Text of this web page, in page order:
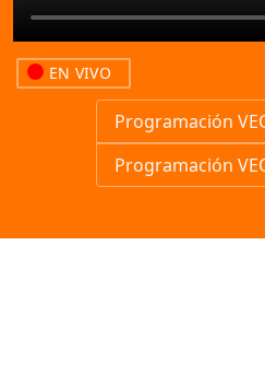
EN VIVO
Programación
Programación